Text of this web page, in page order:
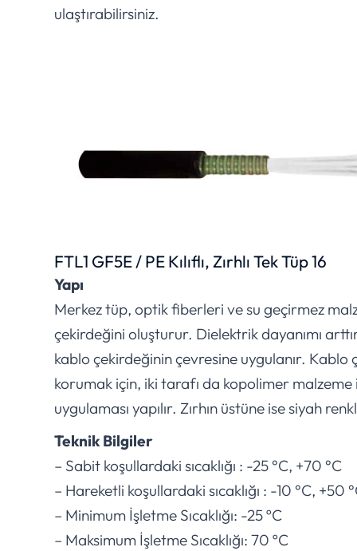
ulaştırabilirsiniz.
FTL1 GF5E / PE Kılıflı, Zırhlı Tek Tüp 16
Yapı
Merkez tüp, optik fiberleri ve su geçirmez
çekirdeğini oluşturur. Dielektrik dayanımı
kablo çekirdeğinin çevresine uygulanır. Kablo
korumak için, iki tarafı da kopolimer malzeme
uygulaması yapılır. Zırhın üstüne ise siyah
Teknik Bilgiler
– Sabit koşullardaki sıcaklığı : -25 °C, +70 °C
– Hareketli koşullardaki sıcaklığı : -10 °C, +50
– Minimum İşletme Sıcaklığı: -25 ºC
– Maksimum İşletme Sıcaklığı: 70 ºC